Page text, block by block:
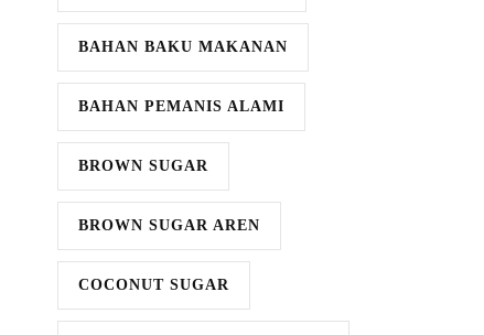
BAHAN BAKU MAKANAN
BAHAN PEMANIS ALAMI
BROWN SUGAR
BROWN SUGAR AREN
COCONUT SUGAR